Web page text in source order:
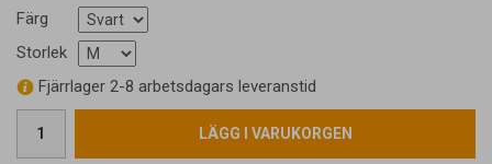
Färg
Storlek
Fjärrlager 2-8 arbetsdagars leveranstid
LÄGG I VARUKORGEN